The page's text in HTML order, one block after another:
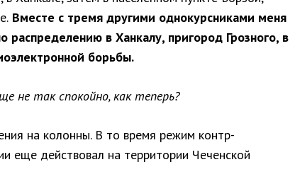
Вместе с тремя другими однокурсниками меня
распределению в Ханкалу, пригород Грозного, в
борьбы.
не так спокойно, как теперь?
на колонны. В то время режим контр­
еще действовал на территории Чеченской